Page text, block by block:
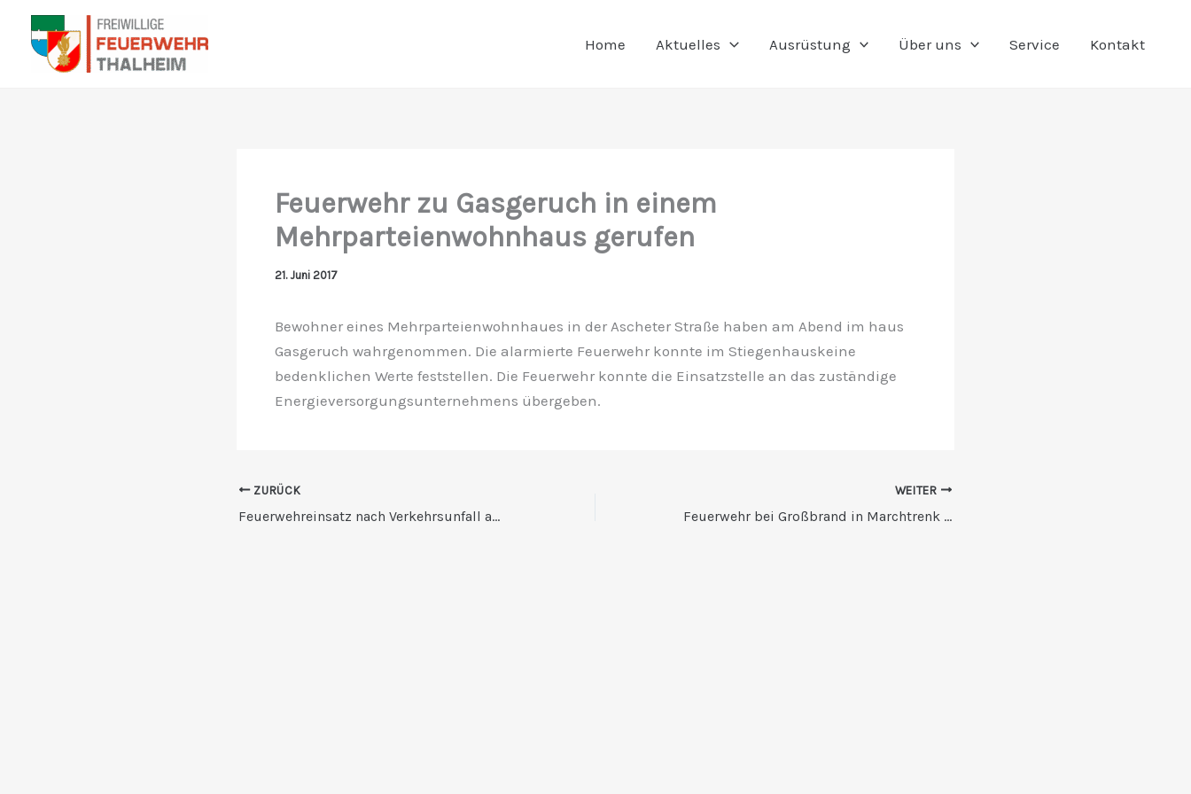
Zum
Inhalt
springen
Home Aktuelles Ausrüstung Über uns Service Kontakt
Feuerwehr zu Gasgeruch in einem
Mehrparteienwohnhaus gerufen
21. Juni 2017
Bewohner eines Mehrparteienwohnhaues in der Ascheter Straße haben am Abend im haus
Gasgeruch wahrgenommen. Die alarmierte Feuerwehr konnte im Stiegenhauskeine
bedenklichen Werte feststellen. Die Feuerwehr konnte die Einsatzstelle an das zuständige
Energieversorgungsunternehmens übergeben.
ZURÜCK
Feuerwehreinsatz nach Verkehrsunfall auf der A8
WEITER
Feuerwehr bei Großbrand in Marchtrenk in Bereitschaft